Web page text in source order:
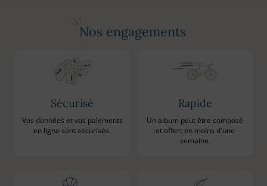
Nos engagements
Sécurisé
Vos données et vos paiements
en ligne sont sécurisés.
Rapide
Un album peut être composé
et offert en moins d'une
semaine.